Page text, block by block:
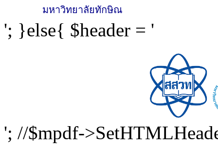
มหาวิทยาลัยทักษิณ
'; }else{ $header = '
'; //$mpdf-